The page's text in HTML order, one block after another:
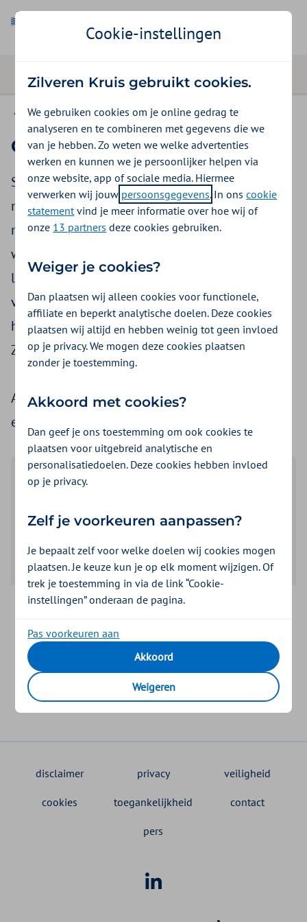
Uw zorgverlening
Ouderen met een zorgvraag
Soms redt een oudere of zijn mantelzorgers het
niet om zelf alle zorg op te vangen. Wat zijn de
mogelijkheden voor zorg en ondersteuning? En
waar komt deze zorg vandaan? Uit de Wet
langdurige zorg (Wlz)? Of vanuit de gemeente
via de Wet maatschappelijk ondersteuning? Of
heeft uw cliënt zorg nodig vanuit de
Zorgverzekeringswet (Zvw)?
Aan de hand van een aantal vragen, komt u bij
een passend antwoord voor uw cliënt.
Heeft de cliënt en geldige Wlz-indicatie of is deze
-Maak uw keuze-
Was dit nuttig?
disclaimer privacy veiligheid
cookies toegankelijkheid contact
pers
Cookie-instellingen
Zilveren Kruis gebruikt cookies.
We gebruiken cookies om je online gedrag te
analyseren en te combineren met gegevens die we
van je hebben. Zo weten we welke advertenties
werken en kunnen we je persoonlijker helpen via
onze website, app of sociale media. Hiermee
verwerken wij jouw persoonsgegevens. In onscookie
statementvind je meer informatie over hoe wij of
onze 13 partners deze cookies gebruiken.
Weiger je cookies?
Dan plaatsen wij alleen cookies voor functionele,
affiliate en beperkt analytische doelen. Deze cookies
plaatsen wij altijd en hebben weinig tot geen invloed
op je privacy. We mogen deze cookies plaatsen
zonder je toestemming.
Akkoord met cookies?
Dan geef je ons toestemming om ook cookies te
plaatsen voor uitgebreid analytische en
personalisatiedoelen. Deze cookies hebben invloed
op je privacy.
Zelf je voorkeuren aanpassen?
Je bepaalt zelf voor welke doelen wij cookies mogen
plaatsen. Je keuze kun je op elk moment wijzigen. Of
trek je toestemming in via de link “Cookie-
instellingen” onderaan de pagina.
Pas voorkeuren aan
Akkoord
Weigeren